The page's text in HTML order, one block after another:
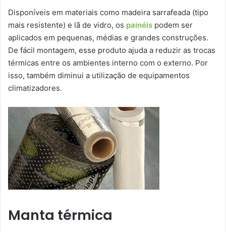
Disponíveis em materiais como madeira sarrafeada (tipo
mais resistente) e lã de vidro, os painéis podem ser
aplicados em pequenas, médias e grandes construções.
De fácil montagem, esse produto ajuda a reduzir as trocas
térmicas entre os ambientes interno com o externo. Por
isso, também diminui a utilização de equipamentos
climatizadores.
Manta térmica